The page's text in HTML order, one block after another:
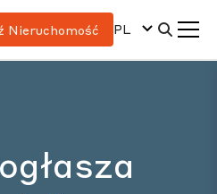
Nieruchomość PL